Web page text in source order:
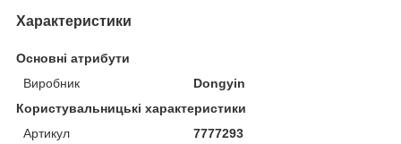
Характеристики
Основні атрибути
Виробник
Dongyin
Користувальницькі характеристики
Артикул
7777293